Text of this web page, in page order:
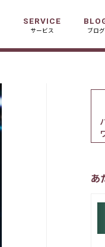
SERVICE
サービス ブログ
あ